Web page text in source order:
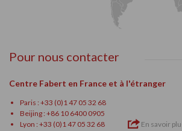
Pour nous contacter
Centre Fabert en France et à l'étranger
Paris : +33 (0)1 47 05 32 68
Beijing : +86 10 6400 0905
Lyon : +33 (0)1 47 05 32 68
En savoir